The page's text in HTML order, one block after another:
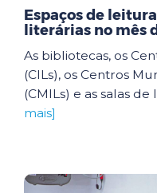
Espaços de
literárias no mês
As bibliotecas, os
(CILs), os Centros
(CMILs) e as salas
mais]